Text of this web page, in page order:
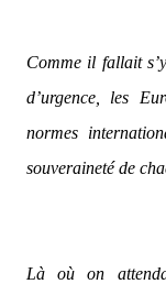
Comme il fallait
d’urgence, les
normes
souveraineté de
Là où on